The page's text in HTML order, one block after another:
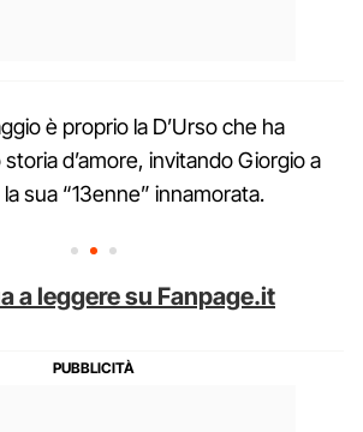
è proprio la D’Urso che ha
d’amore, invitando Giorgio a
sua “13enne” innamorata.
a leggere su Fanpage.it